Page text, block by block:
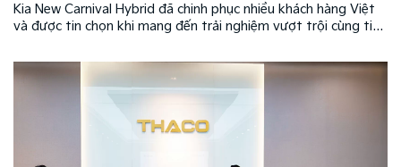
Kia New Carnival Hybrid đã chinh phục nhiều khách hàng Việt
và được tin chọn khi mang đến trải nghiệm vượt trội cùng tiện
thời, mẫu xe cũng là sự kết hợp hoàn hảo giữa công nghệ
xanh Hybrid và không gian cá nhân hóa theo phong cách của
chủ nhân, tôn vinh đẳng cấp của chủ sở hữu.